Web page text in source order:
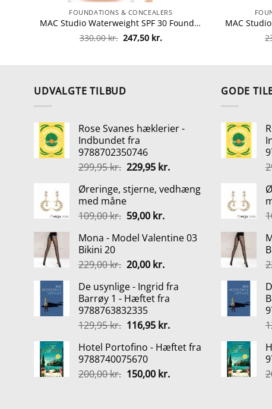
FOUNDATIONS & CONCEALERS
MAC Studio Waterweight SPF 30 Foundation 30 ml – NW35 fra MAC Cosmetics
330,00kr. Den
oprindelige
247,50 kr.Den
UDVALGTE TILBUD
Rose Svanes hæklerier -
Indbundet fra
9788702350746
299,95kr. Den
pris
var:
299,95 kr..
229,95 kr.Den
pris
Øreringe, stjerne, vedhæng
med måne
109,00kr. Den
pris
109,00 kr..
59,00 kr.Den
pris
59,00 kr..
Mona - Model Valentine 03
Bikini 20
229,00kr. Den
pris
var:
229,00 kr..
20,00 kr.Den
pris
er:
De usynlige - Ingrid fra
Barrøy 1 - Hæftet fra
9788763832335
129,95kr. Den
pris
var:
129,95 kr..
116,95 kr.Den
pris
116,95 kr..
Hotel Portofino - Hæftet fra
9788740075670
200,00kr. Den
150,00 kr.Den
GODE